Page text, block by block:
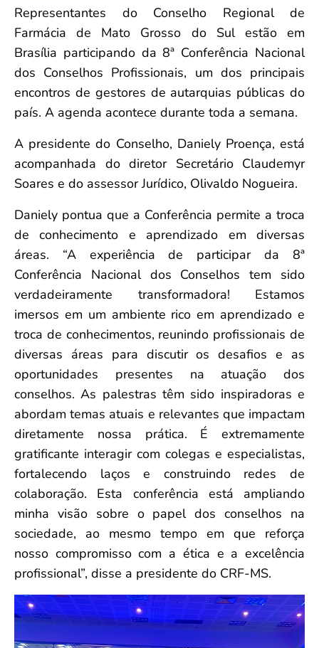
Representantes do Conselho Regional de
Farmácia de Mato Grosso do Sul estão em
Brasília participando da 8ª Conferência Nacional
dos Conselhos Profissionais, um dos principais
encontros de gestores de autarquias públicas do
país. A agenda acontece durante toda a semana.
A presidente do Conselho, Daniely Proença, está
acompanhada do diretor Secretário Claudemyr
Soares e do assessor Jurídico, Olivaldo Nogueira.
Daniely pontua que a Conferência permite a troca
de conhecimento e aprendizado em diversas
áreas. “A experiência de participar da 8ª
Conferência Nacional dos Conselhos tem sido
verdadeiramente transformadora! Estamos
imersos em um ambiente rico em aprendizado e
troca de conhecimentos, reunindo profissionais de
diversas áreas para discutir os desafios e as
oportunidades presentes na atuação dos
conselhos. As palestras têm sido inspiradoras e
abordam temas atuais e relevantes que impactam
diretamente nossa prática. É extremamente
gratificante interagir com colegas e especialistas,
fortalecendo laços e construindo redes de
colaboração. Esta conferência está ampliando
minha visão sobre o papel dos conselhos na
sociedade, ao mesmo tempo em que reforça
nosso compromisso com a ética e a excelência
profissional”, disse a presidente do CRF-MS.